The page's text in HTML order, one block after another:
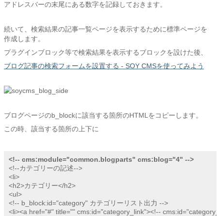
アドレスバーの末尾にある数字を記録しておきます。
続いて、検索結果の記事一覧ページを表示するために標準ページを
作成します。
プラグインブロック等で検索結果を表示するブロックを設けた後、
ブログ記事の検索フォームを設置する - SOY CMSを使ってみよう
ブログページのb_blockに該当する箇所のHTMLをコピーします。
この時、該当する箇所の上下に
<!-- cms:module="common.blogparts" cms:blog="4" -->
<!--カテゴリーの記述-->
<li>
<h2>カテゴリー</h2>
<ul>
<!-- b_block:id="category" カテゴリーリスト出力 -->
<li><a href="#" title="" cms:id="category_link"><!--